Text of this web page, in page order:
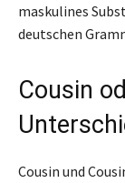
maskulines
deutschen
Cousin
Cousin und